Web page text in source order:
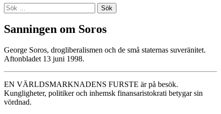
Sök
efter:
Sanningen om Soros
George Soros, drogliberalismen och de små staternas suveränitet.
Aftonbladet 13 juni 1998.
EN VÄRLDSMARKNADENS FURSTE är på besök.
Kungligheter, politiker och inhemsk finansaristokrati betygar sin
vördnad.